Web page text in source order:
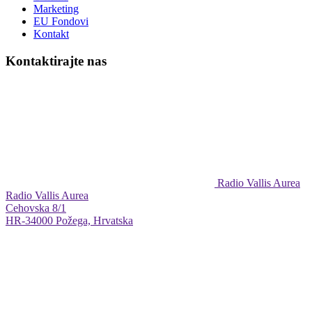
Marketing
EU Fondovi
Kontakt
Kontaktirajte nas
Radio Vallis Aurea
Radio Vallis Aurea
Cehovska 8/1
HR-34000 Požega, Hrvatska